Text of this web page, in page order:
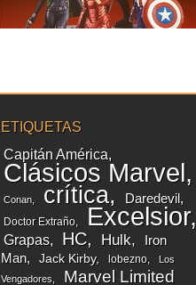
▶
ETIQUETAS
Capitán América
Clásicos Marvel
Conan crítica Daredevil
Doctor Extraño Excelsior
Grapas HC Hulk
Iron
Man
Jack Kirby lobezno
Los
Vengadores
Marvel Limited